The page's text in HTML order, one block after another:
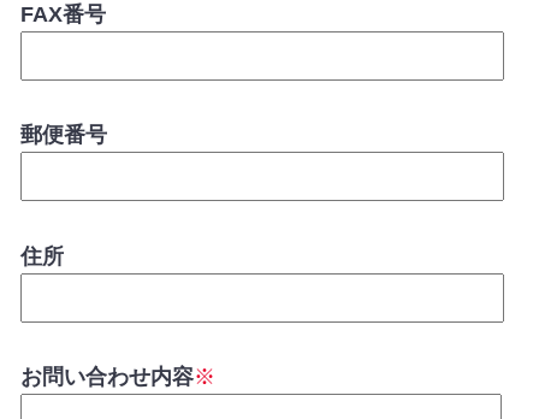
FAX番号
郵便番号
住所
お問い合わせ内容※